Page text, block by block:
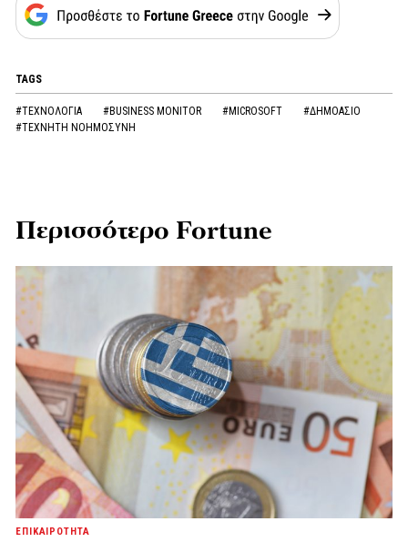
TAGS
#ΤΕΧΝΟΛΟΓΙΑ #BUSINESS MONITOR #MICROSOFT
#ΔΗΜΟΑΣΙΟ
#ΤΕΧΝΗΤΗ ΝΟΗΜΟΣΥΝΗ
Περισσότερο Fortune
ΕΠΙΚΑΙΡΟΤΗΤΑ